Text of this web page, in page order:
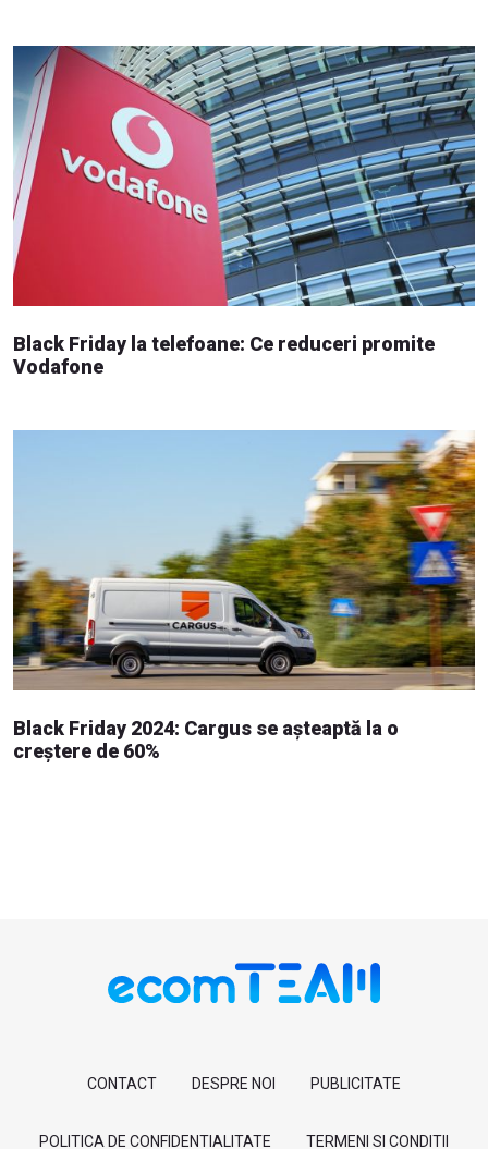
Black Friday la telefoane: Ce reduceri promite
Vodafone
Black Friday 2024: Cargus se așteaptă la o
creștere de 60%
CONTACT DESPRE NOI PUBLICITATE
POLITICA DE CONFIDENTIALITATE TERMENI SI CONDITII